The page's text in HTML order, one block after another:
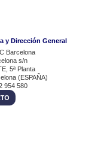
y Dirección General
Barcelona
s/n
5ª Planta
(ESPAÑA)
954 580